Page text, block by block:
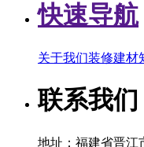
快速导航
关于我们装修建材
联系我们
地址：福建省晋江